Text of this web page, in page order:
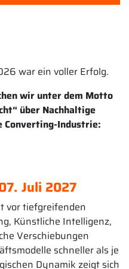
war ein voller Erfolg.
wir unter dem Motto
über Nachhaltige
Converting-Industrie:
Juli 2027
vor tiefgreifenden
Künstliche Intelligenz,
Verschiebungen
schneller als je
Dynamik zeigt sich